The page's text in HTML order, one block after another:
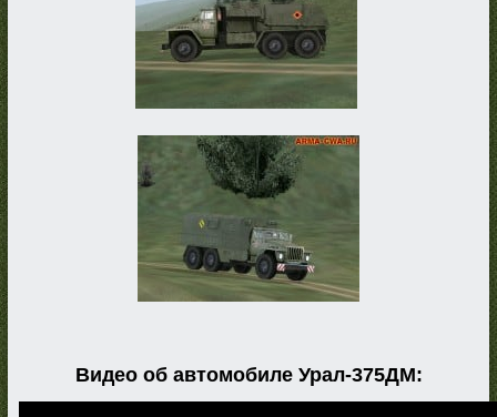
Видео об автомобиле Урал-375ДМ: